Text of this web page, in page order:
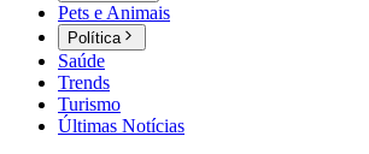
Pets e Animais
Política
Saúde
Trends
Turismo
Últimas Notícias